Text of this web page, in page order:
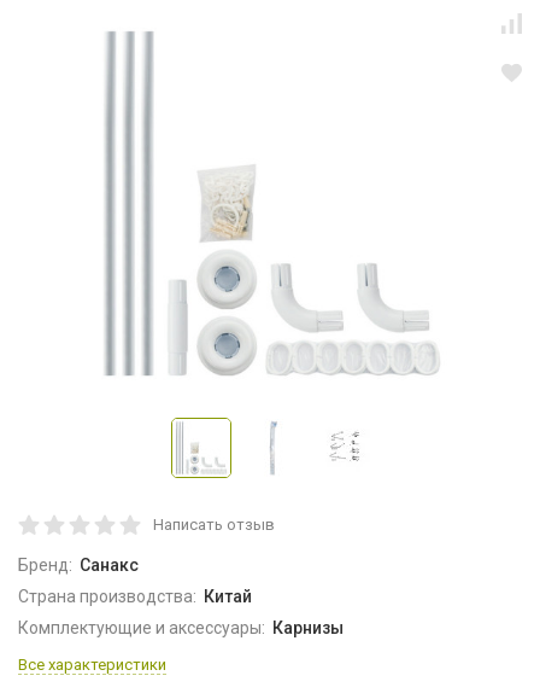
Написать отзыв
Бренд: Санакс
Страна производства: Китай
Комплектующие и аксессуары: Карнизы
Все характеристики